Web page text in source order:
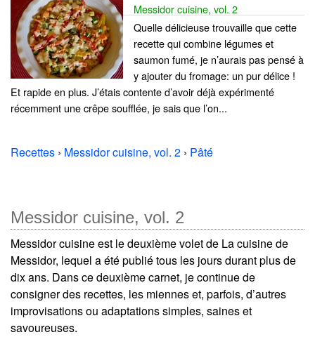
Messidor cuisine, vol. 2
Quelle délicieuse trouvaille que cette
recette qui combine légumes et
saumon fumé, je n’aurais pas pensé à
y ajouter du fromage: un pur délice !
Et rapide en plus. J’étais contente d’avoir déjà expérimenté
récemment une crêpe soufflée, je sais que l’on...
Recettes › Messidor cuisine, vol. 2 › Pâté
Messidor cuisine, vol. 2
Messidor cuisine est le deuxième volet de La cuisine de
Messidor, lequel a été publié tous les jours durant plus de
dix ans. Dans ce deuxième carnet, je continue de
consigner des recettes, les miennes et, parfois, d’autres
improvisations ou adaptations simples, saines et
savoureuses.